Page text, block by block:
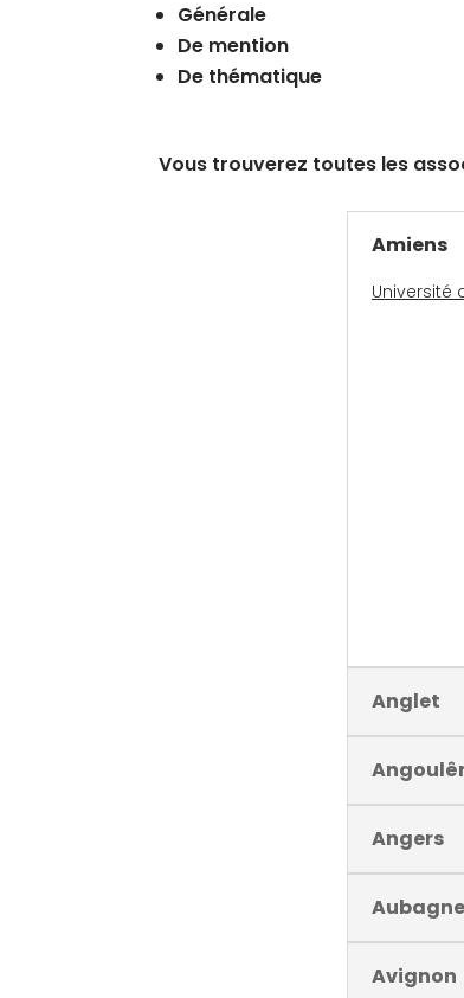
Générale
De mention
De thématique
Vous trouverez toutes les
Amiens
Université
Anglet
Angers
Aubagne
Avignon